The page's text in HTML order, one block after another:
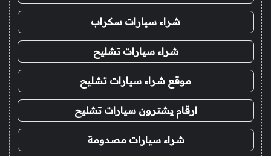
شراء سيارات سكراب
شراء سيارات تشليح
موقع شراء سيارات تشليح
ارقام يشترون سيارات تشليح
شراء سيارات مصدومة